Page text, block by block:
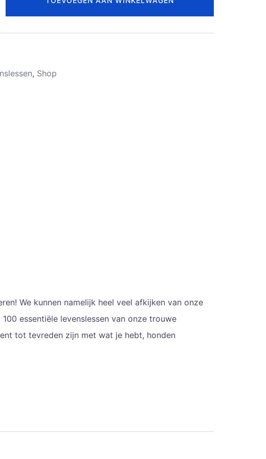
, Shop
We kunnen namelijk heel veel afkijken van onze
essentiële levenslessen van onze trouwe
tot tevreden zijn met wat je hebt, honden